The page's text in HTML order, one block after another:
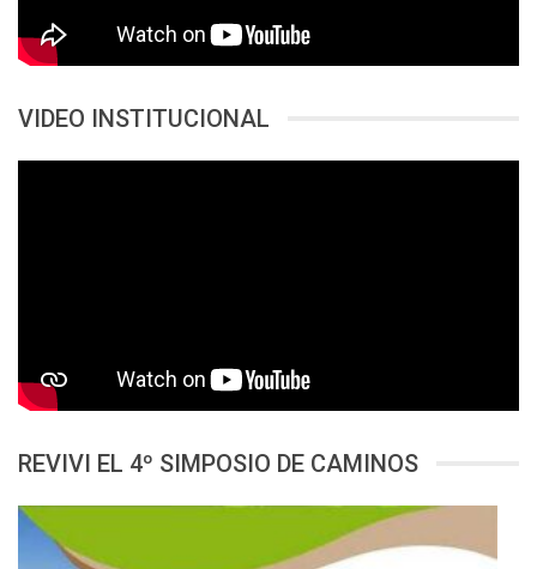
VIDEO INSTITUCIONAL
REVIVI EL 4º SIMPOSIO DE CAMINOS